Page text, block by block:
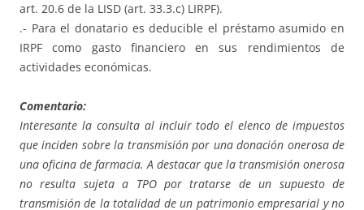
art. 20.6 de la LISD (art. 33.3.c) LIRPF).
.- Para el donatario es deducible el préstamo asumido en
IRPF como gasto financiero en sus rendimientos de
actividades económicas.
Comentario:
Interesante la consulta al incluir todo el elenco de impuestos
que inciden sobre la transmisión por una donación onerosa de
una oficina de farmacia. A destacar que la transmisión onerosa
no resulta sujeta a TPO por tratarse de un supuesto de
transmisión de la totalidad de un patrimonio empresarial y no